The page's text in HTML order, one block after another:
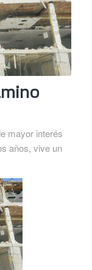
mayor interés
años, vive un